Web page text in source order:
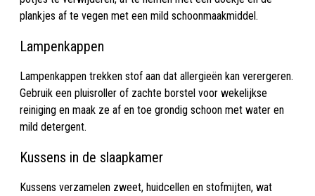
plankjes af te vegen met een mild schoonmaakmiddel.
Lampenkappen
Lampenkappen trekken stof aan dat allergieën kan verergeren.
Gebruik een pluisroller of zachte borstel voor wekelijkse
reiniging en maak ze af en toe grondig schoon met water en
mild detergent.
Kussens in de slaapkamer
Kussens verzamelen zweet, huidcellen en stofmijten, wat